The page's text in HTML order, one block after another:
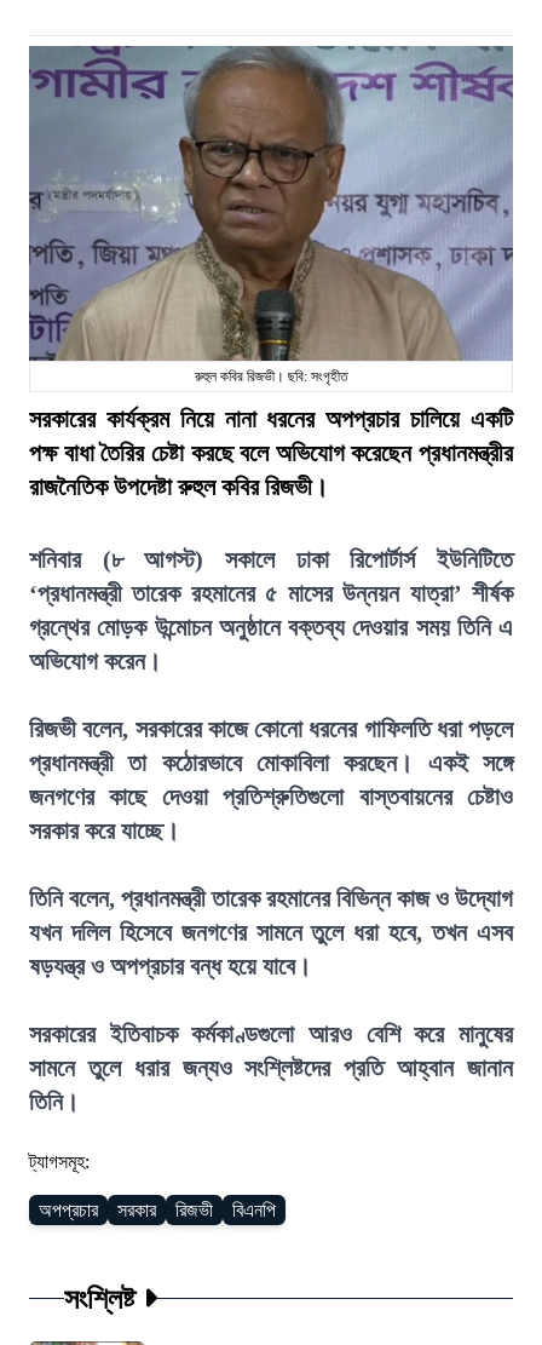
রুহুল কবির রিজভী। ছবি: সংগৃহীত
সরকারের কার্যক্রম নিয়ে নানা ধরনের অপপ্রচার চালিয়ে একটি
পক্ষ বাধা তৈরির চেষ্টা করছে বলে অভিযোগ করেছেন প্রধানমন্ত্রীর
রাজনৈতিক উপদেষ্টা রুহুল কবির রিজভী।
শনিবার (৮ আগস্ট) সকালে ঢাকা রিপোর্টার্স ইউনিটিতে
‘প্রধানমন্ত্রী তারেক রহমানের ৫ মাসের উন্নয়ন যাত্রা’ শীর্ষক
গ্রন্থের মোড়ক উন্মোচন অনুষ্ঠানে বক্তব্য দেওয়ার সময় তিনি এ
অভিযোগ করেন।
রিজভী বলেন, সরকারের কাজে কোনো ধরনের গাফিলতি ধরা পড়লে
প্রধানমন্ত্রী তা কঠোরভাবে মোকাবিলা করছেন। একই সঙ্গে
জনগণের কাছে দেওয়া প্রতিশ্রুতিগুলো বাস্তবায়নের চেষ্টাও
সরকার করে যাচ্ছে।
তিনি বলেন, প্রধানমন্ত্রী তারেক রহমানের বিভিন্ন কাজ ও উদ্যোগ
যখন দলিল হিসেবে জনগণের সামনে তুলে ধরা হবে, তখন এসব
ষড়যন্ত্র ও অপপ্রচার বন্ধ হয়ে যাবে।
সরকারের ইতিবাচক কর্মকাণ্ডগুলো আরও বেশি করে মানুষের
সামনে তুলে ধরার জন্যও সংশ্লিষ্টদের প্রতি আহ্বান জানান
তিনি।
ট্যাগসমূহ:
অপপ্রচার সরকার রিজভী বিএনপি
সংশ্লিষ্ট